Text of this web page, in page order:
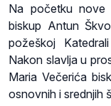
Na početku nove
biskup Antun
požeškoj
Nakon slavlja u
Maria Večerića
osnovnih i srednjih